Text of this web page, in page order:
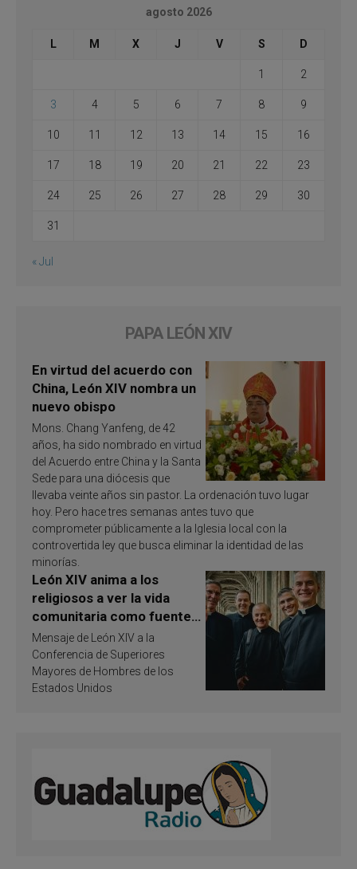
agosto 2026
L M X J V S D
1 2
3 4 5 6 7 8 9
10 11 12 13 14 15 16
17 18 19 20 21 22 23
24 25 26 27 28 29 30
31
« Jul
PAPA LEÓN XIV
En virtud del acuerdo con
China, León XIV nombra un
nuevo obispo
Mons. Chang Yanfeng, de 42
años, ha sido nombrado en virtud
del Acuerdo entre China y la Santa
Sede para una diócesis que
llevaba veinte años sin pastor. La ordenación tuvo lugar
hoy. Pero hace tres semanas antes tuvo que
comprometer públicamente a la Iglesia local con la
controvertida ley que busca eliminar la identidad de las
minorías.
León XIV anima a los
religiosos a ver la vida
comunitaria como fuente
de inspiración y
santificación
Mensaje de León XIV a la
Conferencia de Superiores
Mayores de Hombres de los
Estados Unidos